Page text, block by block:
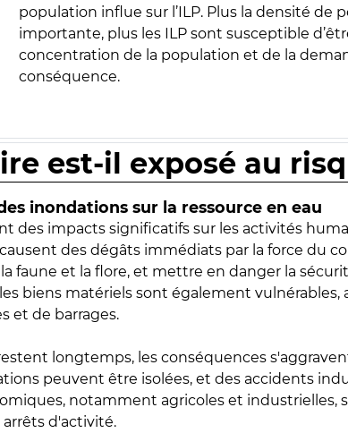
population influe sur l’ILP. Plus la densité de
importante, plus les ILP sont susceptible
concentration de la population et de la
conséquence.
est-il exposé au
inondations sur la ressource en eau
des impacts significatifs sur les activités
des dégâts immédiats par la force du
faune et la flore, et mettre en danger la
biens matériels sont également vulnérables,
et de barrages.
longtemps, les conséquences
peuvent être isolées, et des accidents
notamment agricoles et industrielles,
d'activité.